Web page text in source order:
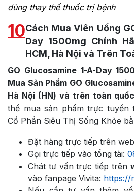
dùng thay thế thuốc trị bệnh
10Cách Mua Viên Uống
Day 1500mg Chính
HCM, Hà Nội và Trên
GO Glucosamine 1-A-Day
Mua Sản Phẩm GO
Hà Nội (HN) và trên toàn
thể mua sản phẩm trực tuyến
Cổ Phần Siêu Thị Sống Khỏe
Đặt hàng trực tiếp trên
Gọi trực tiếp vào tổng tài:
Chát tư vấn trực tiếp trên
vào fanpage Vivita: https://